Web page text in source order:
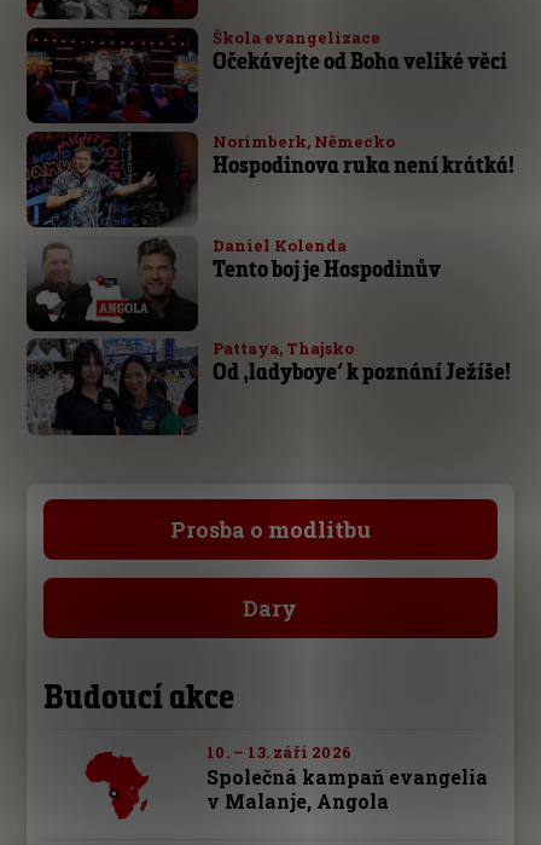
Škola evangelizace
Očekávejte od Boha veliké věci
Norimberk, Německo
Hospodinova ruka není krátká!
Daniel Kolenda
Tento boj je Hospodinův
Pattaya, Thajsko
Od ‚ladyboye‘ k poznání Ježíše!
Prosba o modlitbu
Dary
Budoucí akce
10. – 13. září 2026
Společná kampaň evangelia
v Malanje, Angola